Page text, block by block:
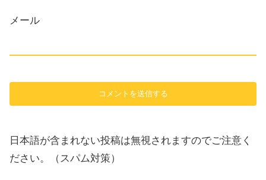
メール
日本語が含まれない投稿は無視されますのでご注意く
ださい。（スパム対策）